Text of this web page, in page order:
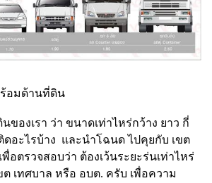
ร้อมด้านที่ดิน
ของเรา ว่า ขนาดเท่าไหร่กว้าง ยาว กี่
ดอะไรบ้าง และนำโฉนด ไปคุยกับ เขต
อตรวจสอบว่า ต้องเว้นระยะร่นเท่าไหร่
ต เทศบาล หรือ อบต. ครับ เพื่อความ